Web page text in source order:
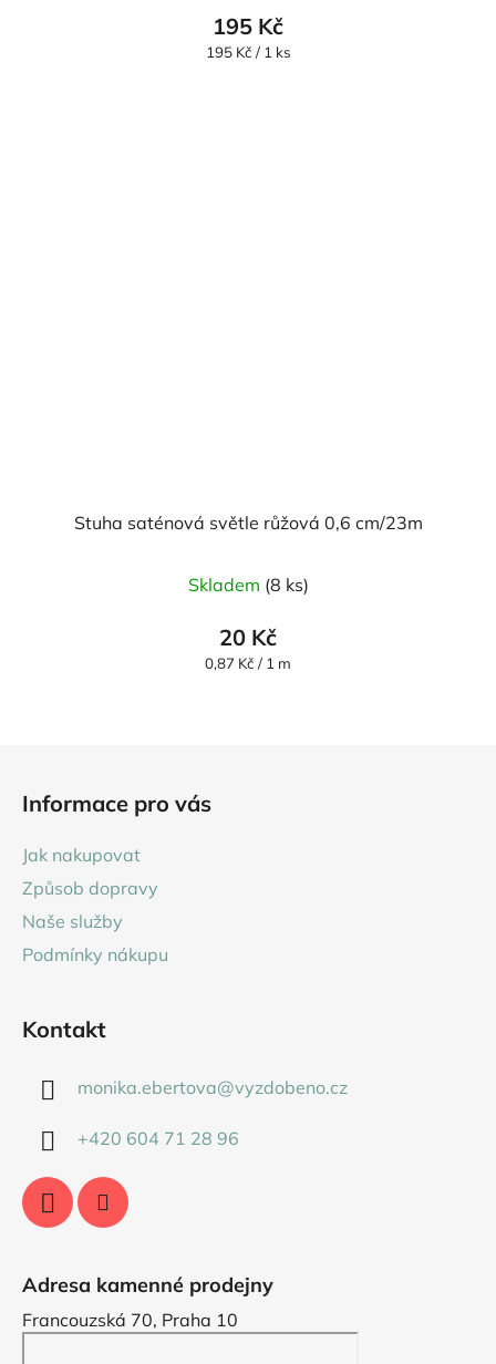
195 Kč
Měrná
195 Kč / 1 ks
Stuha saténová světle růžová 0,6 cm/23m
Skladem (8 ks)
20 Kč
Měrná
0,87 Kč / 1 m
Informace pro vás
Jak nakupovat
Způsob dopravy
Naše služby
Podmínky nákupu
Kontakt
monika.ebertova@vyzdobeno.cz
+420 604 71 28 96
Adresa kamenné prodejny
Francouzská 70, Praha 10